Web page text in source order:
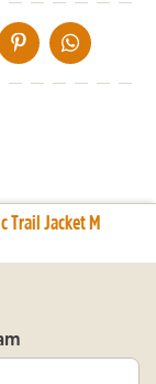
VIA DE MAIL
DELEN OP PINTEREST
DELEN OP
Trail Jacket M